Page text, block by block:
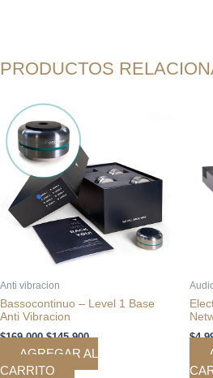
PRODUCTOS
Anti vibracion
Bassocontinuo – Level 1 Base
Anti Vibracion
$169.000
El
precio
original
era:
$169.000.
$145.900
$145.900.
AGREGAR AL
CARRITO
$